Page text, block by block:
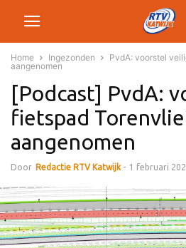
Home Ingezonden
PvdA: voorstel
aangenomen
[Podcast] PvdA:
fietspad
aangenomen
Door Redactie RTV Katwijk - 1 februari